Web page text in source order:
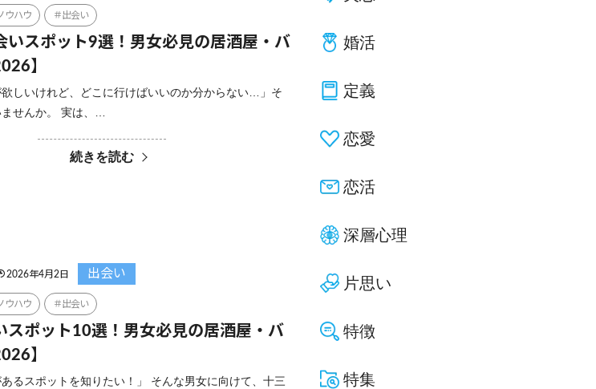
ウハウ 出会い
いスポット9選！男女必見の居酒屋・バ
】
欲しいけれど、どこに行けばいいのか分からない…」そ
せんか。 実は、…
続きを読む
2026年4月2日 出会い
ウハウ 出会い
スポット10選！男女必見の居酒屋・バ
】
あるスポットを知りたい！」 そんな男女に向けて、十三
婚活
定義
恋愛
恋活
深層心理
片思い
特徴
特集